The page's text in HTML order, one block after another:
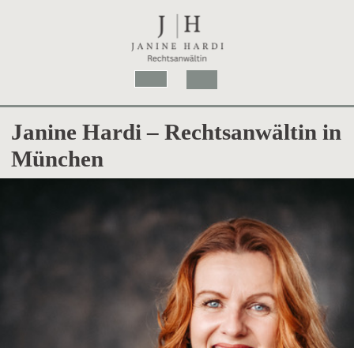
Open
Button
Janine Hardi – Rechtsanwältin in
München